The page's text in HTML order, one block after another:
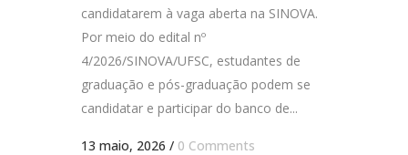
candidatarem à vaga aberta na SINOVA.
Por meio do edital nº
4/2026/SINOVA/UFSC, estudantes de
graduação e pós-graduação podem se
candidatar e participar do banco de...
13 maio, 2026 / 0 Comments